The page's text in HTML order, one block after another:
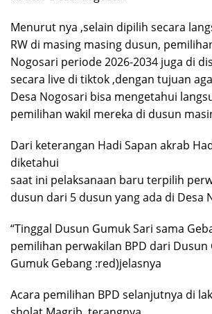
Menurut nya ,selain dipilih secara
RW di masing masing dusun,
Nogosari periode 2026-2034 juga di
secara live di tiktok ,dengan tujuan
Desa Nogosari bisa mengetahui
pemilihan wakil mereka di dusun
Dari keterangan Hadi Sapan akrab
diketahui
saat ini pelaksanaan baru terpilih
dusun dari 5 dusun yang ada di Desa
“Tinggal Dusun Gumuk Sari sama
pemilihan perwakilan BPD dari Dusun
Gumuk Gebang :red)jelasnya
Acara pemilihan BPD selanjutnya di